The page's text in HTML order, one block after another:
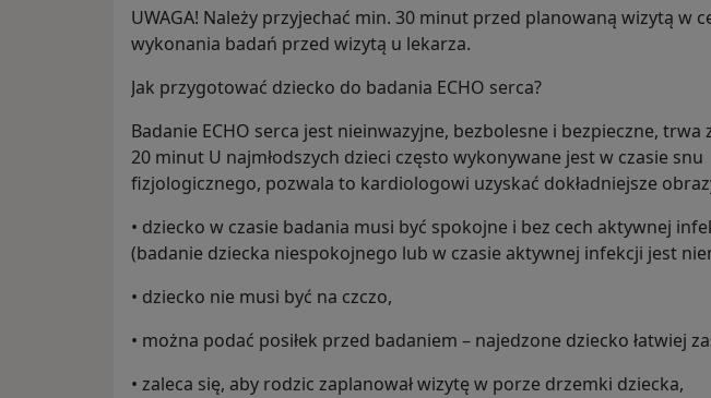
UWAGA! Należy przyjechać min. 30 minut przed planowaną wizytą w
wykonania badań przed wizytą u lekarza.
Jak przygotować dziecko do badania ECHO serca?
Badanie ECHO serca jest nieinwazyjne, bezbolesne i bezpieczne, trwa
20 minut U najmłodszych dzieci często wykonywane jest w czasie snu
fizjologicznego, pozwala to kardiologowi uzyskać dokładniejsze
• dziecko w czasie badania musi być spokojne i bez cech aktywnej
(badanie dziecka niespokojnego lub w czasie aktywnej infekcji jest
• dziecko nie musi być na czczo,
• można podać posiłek przed badaniem – najedzone dziecko łatwiej
• zaleca się, aby rodzic zaplanował wizytę w porze drzemki dziecka,